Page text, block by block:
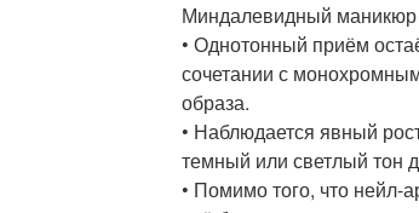
Миндалевидный маникюр
• Однотонный приём
сочетании с
образа.
• Наблюдается явный
темный или светлый тон
• Помимо того, что нейл-